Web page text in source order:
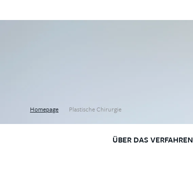
Homepage Plastische Chirurgie
ÜBER DAS VERFAHREN